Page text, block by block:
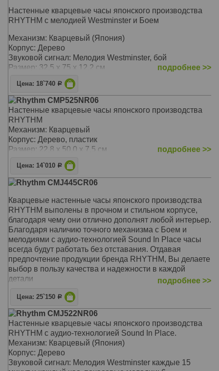
Настенные кварцевые часы японского производства
RHYTHM с мелодией Westminster и Боем
Механизм: Кварцевый (Япония)
Корпус: Дерево
Звуковой сигнал: Мелодия Westminster, бой
Размер: 32,5 х 75 х 12,2 см
подробнее >>
Цена: 18`740 Р
Rhythm CMP525NR06
Настенные кварцевые часы японского производства
RHYTHM
Механизм: Кварцевый
Корпус: Дерево, пластик
Размер: 22,8 х 50,0 х 7,5 см
подробнее >>
Цена: 14`010 Р
Rhythm CMJ445CR06
Кварцевые настенные часы японского производства
RHYTHM выполены в прочном и стильном корпусе,
благодаря чему они отлично дополнят любой интерьер.
Благодаря наличию точного механизма с Боем и
мелодиями с аудио-технологией Sound In Place часы
всегда будут работать без отставания. Отдавая
предпочтение продукции бренда RHYTHM, Вы делаете
выбор в пользу качества и надежности в каждой
детали
Механизм: Кварцевый (Япония)
Звуковой сигнал: Мелодия Westminster каждые 15
минут и каждый час, почасовые мелодии: 6
классических, 3 рождественские
Размер: 30 х 63 х 12 см
подробнее >>
Цена: 25`150 Р
Rhythm CMJ522NR06
Настенные кварцевые часы японского производства
RHYTHM с аудио-технологией Sound In Place.
Механизм: Кварцевый (Япония)
Корпус: Дерево
Звуковой сигнал: Мелодия Westminster каждые 15